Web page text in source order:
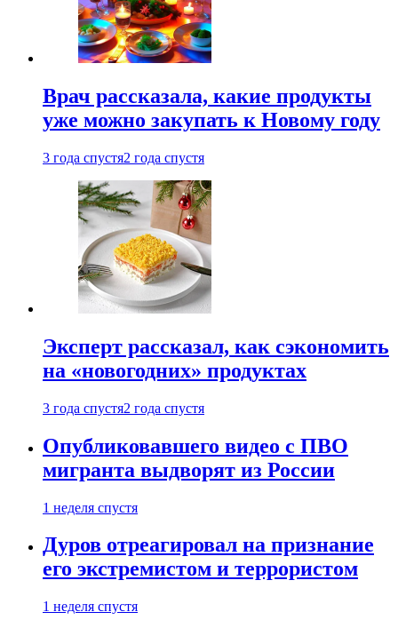
Врач рассказала, какие продукты
уже можно закупать к Новому году
3 года спустя2 года спустя
Эксперт рассказал, как сэкономить
на «новогодних» продуктах
3 года спустя2 года спустя
Опубликовавшего видео с ПВО
мигранта выдворят из России
1 неделя спустя
Дуров отреагировал на признание
его экстремистом и террористом
1 неделя спустя